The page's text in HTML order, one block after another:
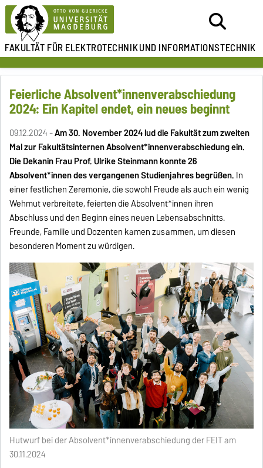
FAKULTÄT FÜR ELEKTROTECHNIKUND INFORMATIONSTECHNIK
Feierliche Absolvent*innenverabschiedung
2024: Ein Kapitel endet, ein neues beginnt
09.12.2024 -Am 30. November 2024 lud die Fakultät zum zweiten
Mal zur Fakultätsinternen Absolvent*innenverabschiedung ein.
Die Dekanin Frau Prof. Ulrike Steinmann konnte 26
Absolvent*innen des vergangenen Studienjahres begrüßen. In
einer festlichen Zeremonie, die sowohl Freude als auch ein wenig
Wehmut verbreitete, feierten die Absolvent*innen ihren
Abschluss und den Beginn eines neuen Lebensabschnitts.
Freunde, Familie und Dozenten kamen zusammen, um diesen
besonderen Moment zu würdigen.
Hutwurf bei der Absolvent*innenverabschiedung der FEIT am
30.11.2024